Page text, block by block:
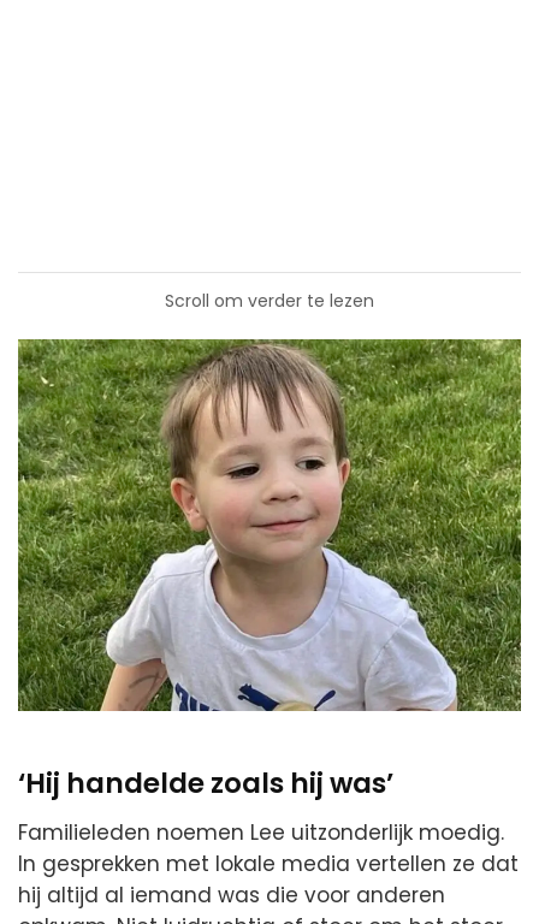
Scroll om verder te lezen
‘Hij handelde zoals hij was’
Familieleden noemen Lee uitzonderlijk moedig.
In gesprekken met lokale media vertellen ze dat
hij altijd al iemand was die voor anderen